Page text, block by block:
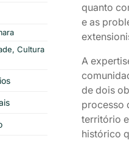
Cultura
quanto
e as
A
de dois
processo
território
histórico